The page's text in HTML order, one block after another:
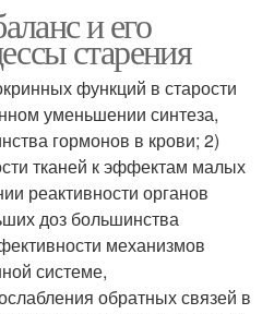
и его
старения
функций в старости
уменьшении синтеза,
гормонов в крови; 2)
тканей к эффектам малых
реактивности органов
доз большинства
механизмов
системе,
обратных связей в